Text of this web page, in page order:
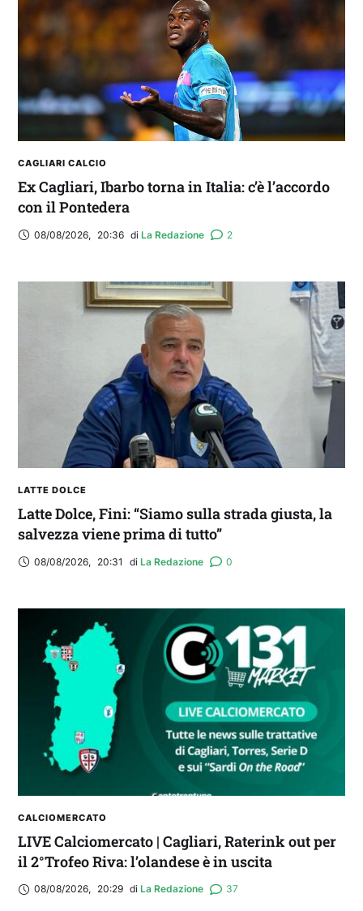
2° TROFEO RIVA | IL POST-PARTITA: commenta
con noi il match tra Cagliari e Nizza
CAGLIARI CALCIO
Ex Cagliari, Ibarbo torna in Italia: c’è l’accordo
con il Pontedera
08/08/2026, 20:36 di La Redazione 2
LATTE DOLCE
Latte Dolce, Fini: “Siamo sulla strada giusta, la
salvezza viene prima di tutto”
08/08/2026, 20:31 di La Redazione 0
CALCIOMERCATO
LIVE Calciomercato | Cagliari, Raterink out per
il 2°Trofeo Riva: l’olandese è in uscita
08/08/2026, 20:29 di La Redazione 37